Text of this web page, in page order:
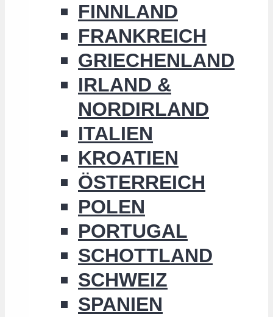
FINNLAND
FRANKREICH
GRIECHENLAND
IRLAND &
NORDIRLAND
ITALIEN
KROATIEN
ÖSTERREICH
POLEN
PORTUGAL
SCHOTTLAND
SCHWEIZ
SPANIEN